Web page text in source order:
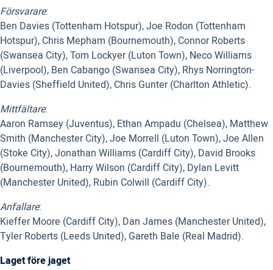
Försvarare:
Ben Davies (Tottenham Hotspur), Joe Rodon (Tottenham
Hotspur), Chris Mepham (Bournemouth), Connor Roberts
(Swansea City), Tom Lockyer (Luton Town), Neco Williams
(Liverpool), Ben Cabango (Swansea City), Rhys Norrington-
Davies (Sheffield United), Chris Gunter (Charlton Athletic).
Mittfältare:
Aaron Ramsey (Juventus), Ethan Ampadu (Chelsea), Matthew
Smith (Manchester City), Joe Morrell (Luton Town), Joe Allen
(Stoke City), Jonathan Williams (Cardiff City), David Brooks
(Bournemouth), Harry Wilson (Cardiff City), Dylan Levitt
(Manchester United), Rubin Colwill (Cardiff City).
Anfallare:
Kieffer Moore (Cardiff City), Dan James (Manchester United),
Tyler Roberts (Leeds United), Gareth Bale (Real Madrid).
Laget före jaget